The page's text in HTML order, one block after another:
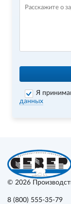
Я
данных
© 2026
8 (800) 555-35-79